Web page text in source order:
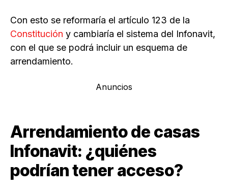
Con esto se reformaría el artículo 123 de la
Constitución y cambiaría el sistema del Infonavit,
con el que se podrá incluir un esquema de
arrendamiento.
Anuncios
Arrendamiento de casas
Infonavit: ¿quiénes
podrían tener acceso?